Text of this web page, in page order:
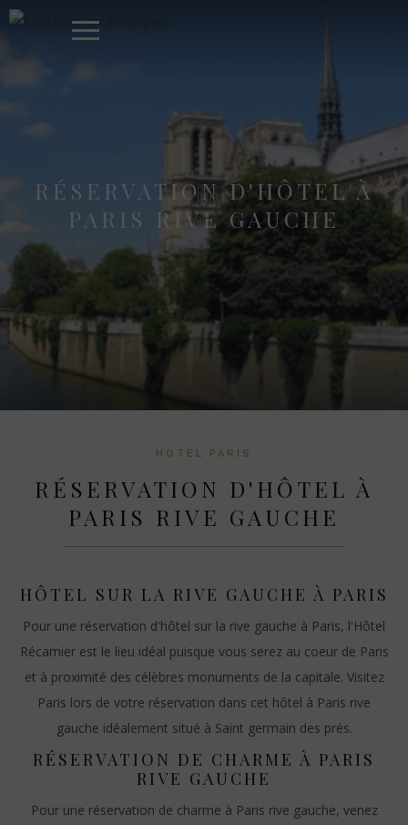
RÉSERVATION D'HÔTEL À
PARIS RIVE GAUCHE
HOTEL PARIS
RÉSERVATION D'HÔTEL À
PARIS RIVE GAUCHE
HÔTEL SUR LA RIVE GAUCHE À PARIS
Pour une réservation d'hôtel sur la rive gauche à Paris, l'Hôtel
Récamier est le lieu idéal puisque vous serez au coeur de Paris
et à proximité des célèbres monuments de la capitale. Visitez
Paris lors de votre réservation dans cet hôtel à Paris rive
gauche idéalement situé à Saint germain des prés.
RÉSERVATION DE CHARME À PARIS
RIVE GAUCHE
Pour une réservation de charme à Paris rive gauche, venez